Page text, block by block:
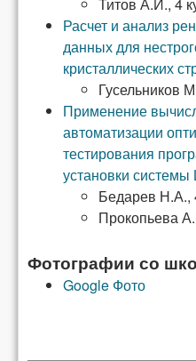
Расчет и анализ
данных для
кристаллических
Гусельников
Применение
автоматизации
тестирования
установки системы
Бедарев
Прокопьева
Фотографии со
Google Фото